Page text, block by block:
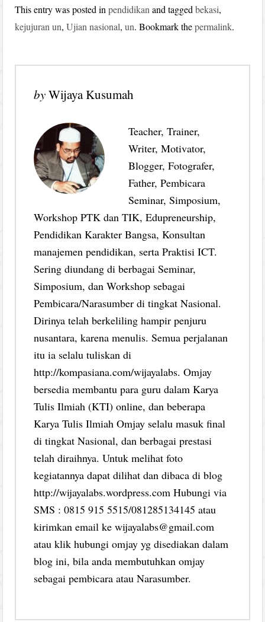
This entry was posted inpendidikan and taggedbekasi,
kejujuran un,Ujian nasional,un. Bookmark thepermalink.
byWijaya Kusumah
Teacher, Trainer,
Writer, Motivator,
Blogger, Fotografer,
Father, Pembicara
Seminar, Simposium,
Workshop PTK dan TIK, Edupreneurship,
Pendidikan Karakter Bangsa, Konsultan
manajemen pendidikan, serta Praktisi ICT.
Sering diundang di berbagai Seminar,
Simposium, dan Workshop sebagai
Pembicara/Narasumber di tingkat Nasional.
Dirinya telah berkeliling hampir penjuru
nusantara, karena menulis. Semua perjalanan
itu ia selalu tuliskan di
http://kompasiana.com/wijayalabs. Omjay
bersedia membantu para guru dalam Karya
Tulis Ilmiah (KTI) online, dan beberapa
Karya Tulis Ilmiah Omjay selalu masuk final
di tingkat Nasional, dan berbagai prestasi
telah diraihnya. Untuk melihat foto
kegiatannya dapat dilihat dan dibaca di blog
http://wijayalabs.wordpress.com Hubungi via
SMS : 0815 915 5515/081285134145 atau
kirimkan email ke wijayalabs@gmail.com
atau klik hubungi omjay yg disediakan dalam
blog ini, bila anda membutuhkan omjay
sebagai pembicara atau Narasumber.